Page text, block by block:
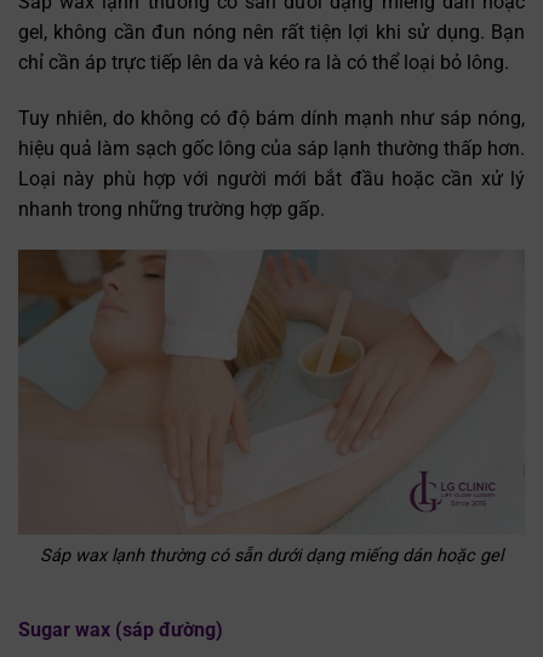
gel, không cần đun nóng nên rất tiện lợi khi sử dụng. Bạn
chỉ cần áp trực tiếp lên da và kéo ra là có thể loại bỏ lông.
Tuy nhiên, do không có độ bám dính mạnh như sáp nóng,
hiệu quả làm sạch gốc lông của sáp lạnh thường thấp hơn.
Loại này phù hợp với người mới bắt đầu hoặc cần xử lý
nhanh trong những trường hợp gấp.
Sáp wax lạnh thường có sẵn dưới dạng miếng dán hoặc gel
Sugar wax (sáp đường)